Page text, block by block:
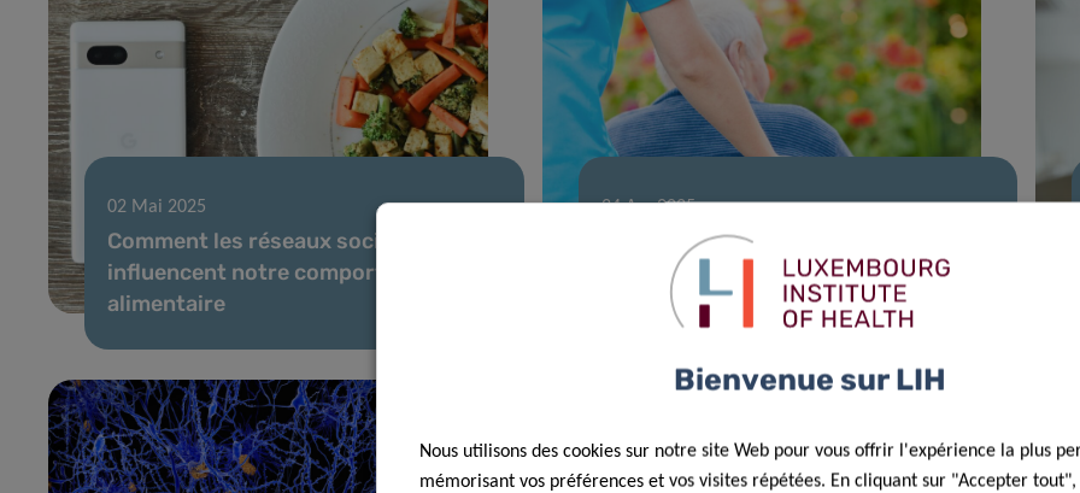
02 Mai 2025
Comment les réseaux sociaux
influencent notre comportement
alimentaire
24 Avr 2025
Les personnes âgées négligées dans
les lignes directrices sur le cancer à
travers l’Europe
Bienvenue sur LIH
Nous utilisons des cookies sur notre site Web pour vous offrir l'expérience la plus
mémorisant vos préférences et vos visites répétées. En cliquant sur "Accepter tout",